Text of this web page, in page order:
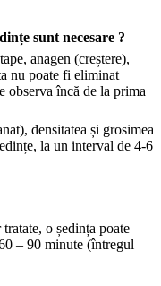
sunt necesare ?
anagen (creștere),
nu poate fi eliminat
observa încă de la prima
densitatea și grosimea
la un interval de 4-6
o ședința poate
– 90 minute (întregul